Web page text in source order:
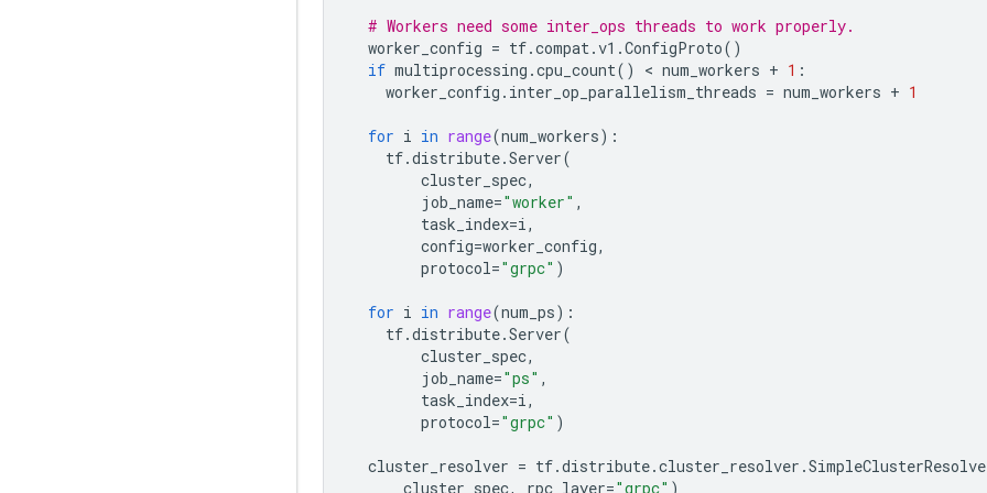
# Workers need some inter_ops threads to work properly.
worker_config = tf.compat.v1 .ConfigProto()
if multiprocessing .cpu_count() < num_workers + 1 :
worker_config . inter_op_parallelism_threads = num_workers + 1
for i in range(num_workers):
tf.distribute.Server(
cluster_spec,
job_name="worker" ,
task_index=i,
config=worker_config,
protocol="grpc" )
for i in range(num_ps):
tf.distribute.Server(
cluster_spec,
job_name="ps" ,
task_index=i,
protocol="grpc" )
cluster_resolver = tf.distribute.cluster_resolver .
cluster_spec, rpc_layer="grpc" )